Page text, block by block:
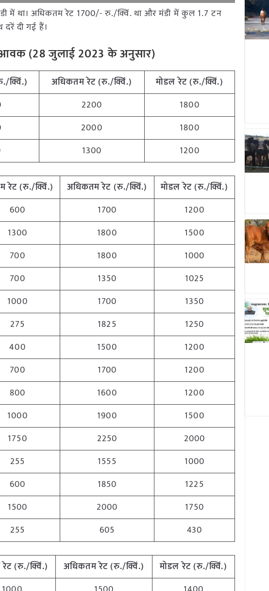
में था। अधिकतम रेट 1700/- रु./क्विं. था और मंडी में कुल 1.7 टन
दी गई हैं।
(28 जुलाई 2023 के अनुसार)
क्विं.) अधिकतमरेट (रु./क्विं.) मोडल रेट(रु./क्विं.)
2200
1800
2000
1800
1300 1200
रेट (रु./क्विं.) अधिकतमरेट (रु./क्विं.) मोडल रेट(रु./क्विं.)
600 1700
1200
1300 1800
1500
700 1800
1000
700 1350
1025
1000 1700
1350
275 1825
1250
400 1500
1200
700 1700
1200
800 1600
1200
1000 1900
1500
1750 2250
2000
255 1555
1000
600 1850
1225
1500 2000
1750
255 605 430
रेट (रु./क्विं.) अधिकतमरेट (रु./क्विं.) मोडल रेट(रु./क्विं.)